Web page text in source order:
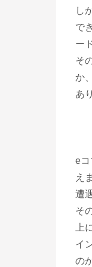
し
で
ー
そ
か
あ
eコ
え
遭
そ
上
イ
の